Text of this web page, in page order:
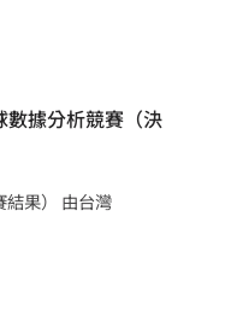
數據分析競賽（決
果） 由台灣